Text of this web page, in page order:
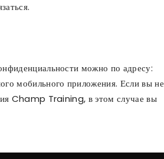
можно по адресу:
мобильного приложения. Если вы не
Champ Training, в этом случае вы